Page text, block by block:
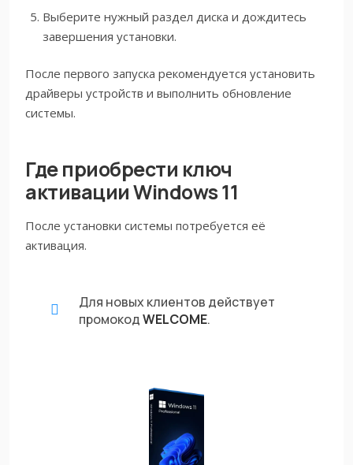
Выберите нужный раздел диска и дождитесь
завершения установки.
После первого запуска рекомендуется установить
драйверы устройств и выполнить обновление
системы.
Где приобрести ключ
активации Windows 11
После установки системы потребуется её
активация.
Для новых клиентов действует
промокодWELCOME.